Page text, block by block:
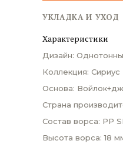
УКЛАДКА И УХОД
Характеристики
Дизайн:
Коллекция: Сириус
Основа:
Страна
Состав ворса: PP
Высота ворса: 18